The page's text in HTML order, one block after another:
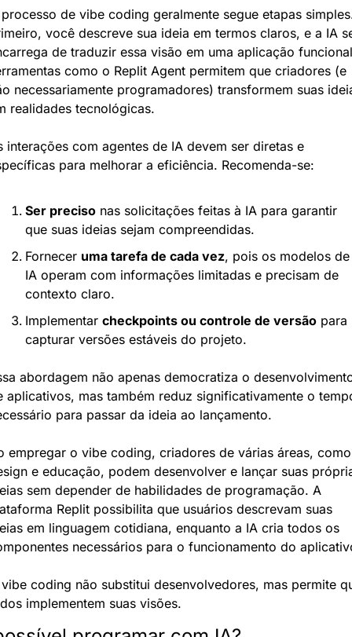
de vibe coding geralmente segue etapas
você descreve sua ideia em termos claros, e a IA
de traduzir essa visão em uma aplicação
como o Replit Agent permitem que criadores (e
necessariamente programadores) transformem suas
realidades tecnológicas.
interações com agentes de IA devem ser diretas e
para melhorar a eficiência. Recomenda-se:
Ser preciso nas solicitações feitas à IA para garantir
que suas ideias sejam compreendidas.
Fornecer uma tarefa de cada vez, pois os modelos de
IA operam com informações limitadas e precisam de
contexto claro.
Implementar checkpoints ou controle de versão para
capturar versões estáveis do projeto.
abordagem não apenas democratiza o
aplicativos, mas também reduz significativamente o
para passar da ideia ao lançamento.
empregar o vibe coding, criadores de várias áreas, como
e educação, podem desenvolver e lançar suas
sem depender de habilidades de programação. A
Replit possibilita que usuários descrevam suas
em linguagem cotidiana, enquanto a IA cria todos os
necessários para o funcionamento do
coding não substitui desenvolvedores, mas permite
implementem suas visões.